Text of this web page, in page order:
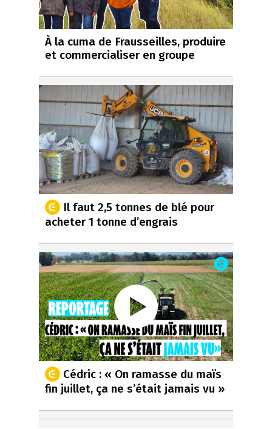
À la cuma de Frausseilles, produire
et commercialiser en groupe
Il faut 2,5 tonnes de blé pour
acheter 1 tonne d’engrais
Cédric : « On ramasse du maïs
fin juillet, ça ne s’était jamais vu »